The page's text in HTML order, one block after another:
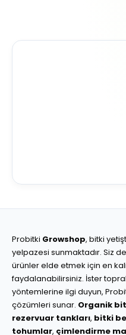
Probitki Growshop, bitki
yelpazesi sunmaktadır. Siz
ürünler elde etmek için en
faydalanabilirsiniz. İster
yöntemlerine ilgi duyun,
çözümleri sunar. Organik
rezervuar tankları, bitki
tohumlar, çimlendirme